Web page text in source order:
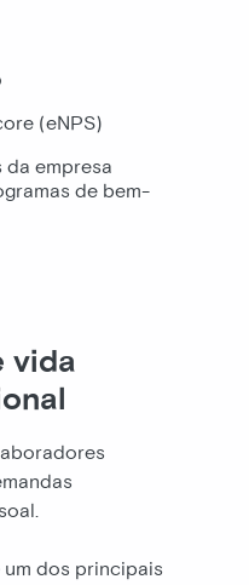
(eNPS)
empresa
de bem-
vida
dos principais